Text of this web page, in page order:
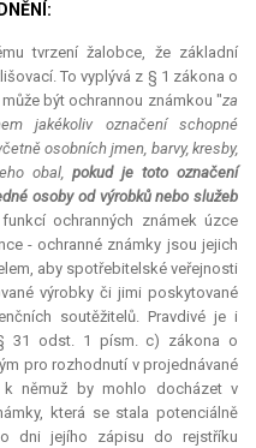
tvrzení žalobce, že základní
To vyplývá z § 1 zákona o
být ochrannou známkou "za
jakékoliv označení schopné
osobních jmen, barvy, kresby,
obal,pokud je toto označení
osoby od výrobků nebo služeb
ochranných známek úzce
- ochranné známky jsou jejich
aby spotřebitelské veřejnosti
výrobky či jimi poskytované
soutěžitelů. Pravdivé je i
31 odst. 1 písm. c) zákona o
pro rozhodnutí v projednávané
k němuž by mohlo docházet v
která se stala potenciálně
dni jejího zápisu do rejstříku